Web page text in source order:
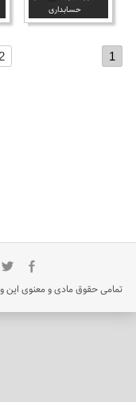
حسابداری
1
2
تمامی حقوق مادی و معنوی این